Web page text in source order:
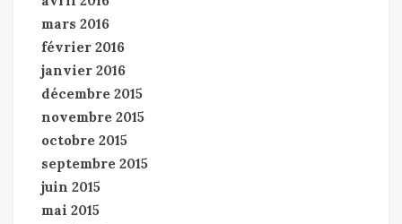
mars 2016
février 2016
janvier 2016
décembre 2015
novembre 2015
octobre 2015
septembre 2015
juin 2015
mai 2015